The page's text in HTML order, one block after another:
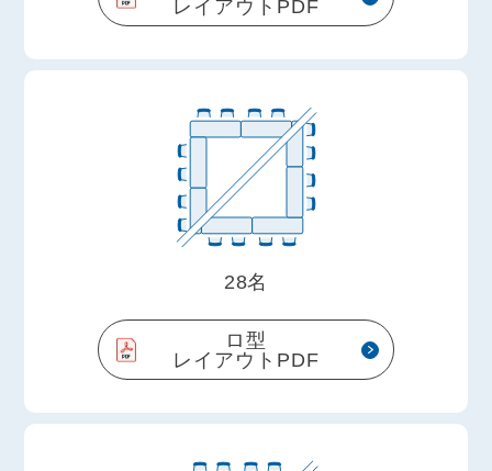
レイアウトPDF
28名
ロ型
レイアウトPDF